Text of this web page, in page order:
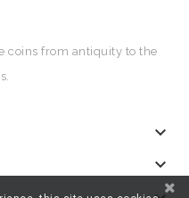
coins from antiquity to the

